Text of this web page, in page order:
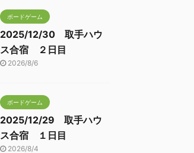
ボードゲーム
2025/12/30 取手ハウ
ス合宿 ２日目
2026/8/6
ボードゲーム
2025/12/29 取手ハウ
ス合宿 １日目
2026/8/4